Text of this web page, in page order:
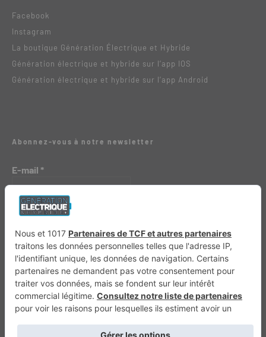
Facebook
Instagram
La boutique Génération Électrique et Hybride
Génération électrique et hybride sur l’app IOS
Génération électrique et hybride sur l’app Android
Abonnez-vous à notre newsletter
E-mail *
Génération 4×4 Génération Sans Permis VTTAE.fr FullAttack MX2K